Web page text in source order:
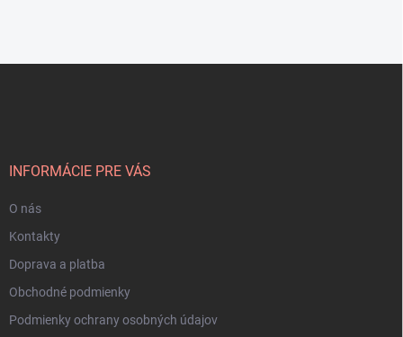
INFORMÁCIE PRE VÁS
O nás
Kontakty
Doprava a platba
Obchodné podmienky
Podmienky ochrany osobných údajov